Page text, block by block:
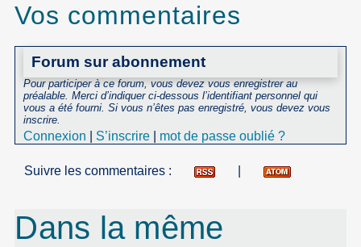
Vos commentaires
Forum sur abonnement
Pour participer à ce forum, vous devez vous enregistrer au
préalable. Merci d’indiquer ci-dessous l’identifiant personnel qui
vous a été fourni. Si vous n’êtes pas enregistré, vous devez vous
inscrire.
Connexion S’inscrire mot de passe oublié ?
Suivre les commentaires :
Dans la même